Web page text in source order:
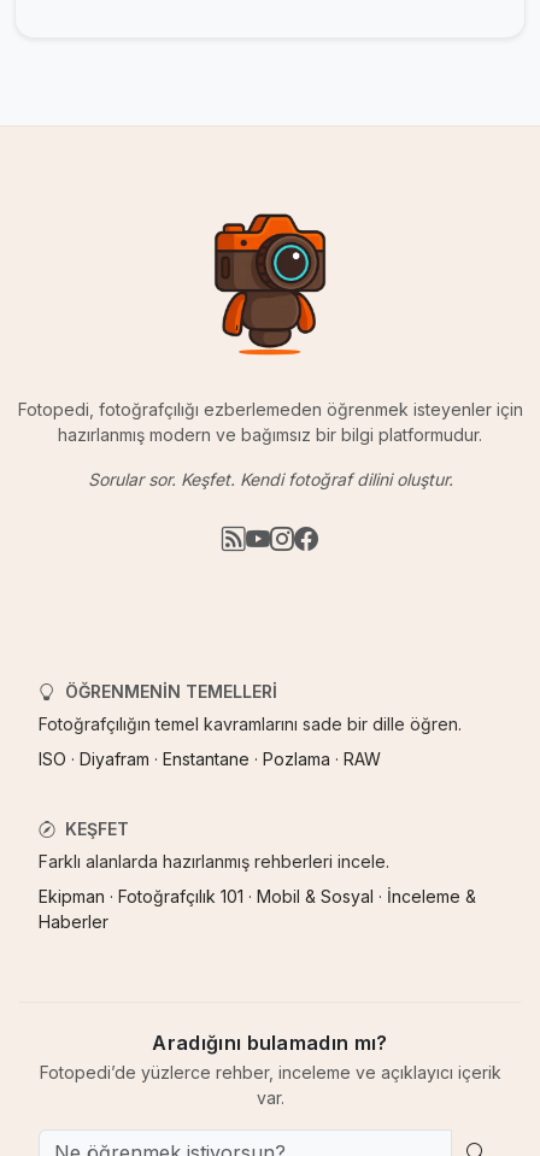
Fotopedi, fotoğrafçılığı ezberlemeden öğrenmek isteyenler için
hazırlanmış modern ve bağımsız bir bilgi platformudur.
Sorular sor. Keşfet. Kendi fotoğraf dilini oluştur.
ÖĞRENMENIN TEMELLERI
Fotoğrafçılığın temel kavramlarını sade bir dille öğren.
ISO · Diyafram · Enstantane · Pozlama · RAW
KEŞFET
Farklı alanlarda hazırlanmış rehberleri incele.
Ekipman · Fotoğrafçılık 101 · Mobil & Sosyal · İnceleme &
Haberler
Aradığını bulamadın mı?
Fotopedi’de yüzlerce rehber, inceleme ve açıklayıcı içerik
var.